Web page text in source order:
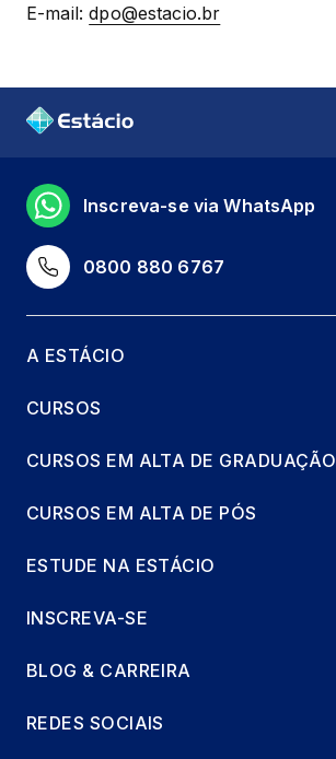
E-mail: dpo@estacio.br
0800 880 6767
Inscreva-se via WhatsApp
A ESTÁCIO
CURSOS
CURSOS EM ALTA DE GRADUAÇÃO
CURSOS EM ALTA DE PÓS
ESTUDE NA ESTÁCIO
INSCREVA-SE
BLOG & CARREIRA
REDES SOCIAIS